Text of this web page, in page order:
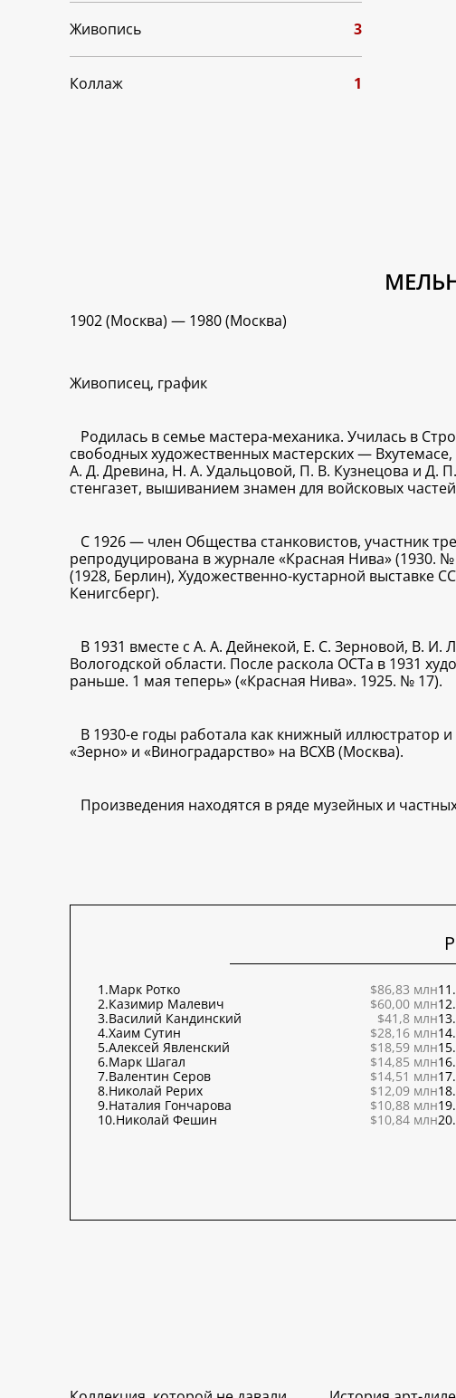
Живопись 3
Коллаж 1
1902 (Москва) — 1980 (Москва)
Живописец, график
Родилась в семье мастера-механика. Училась в
свободных художественных мастерских —
А. Д. Древина, Н. А. Удальцовой, П. В. Кузнецова и Д.
стенгазет, вышиванием знамен для войсковых
С 1926 — член Общества станковистов, участник
репродуцирована в журнале «Красная Нива» (1930.
(1928, Берлин), Художественно-кустарной выставке
Кенигсберг).
В 1931 вместе с А. А. Дейнекой, Е. С. Зерновой, В.
Вологодской области. После раскола ОСТа в 1931
раньше. 1 мая теперь» («Красная Нива». 1925. № 17).
В 1930-е годы работала как книжный иллюстратор
«Зерно» и «Виноградарство» на ВСХВ (Москва).
Произведения находятся в ряде музейных и
1.Марк Ротко
$86,83 млн
2.Казимир Малевич
$60,00 млн
3.Василий Кандинский
$41,8 млн
4.Хаим Сутин
$28,16 млн
5.Алексей Явленский
$18,59 млн
6.Марк Шагал
$14,85 млн
7.Валентин Серов
$14,51 млн
8.Николай Рерих
$12,09 млн
9.Наталия Гончарова
$10,88 млн
10.Николай Фешин $10,84 млн
11.
12.
13.
14.
15.
16.
17.
18.
19.
20.